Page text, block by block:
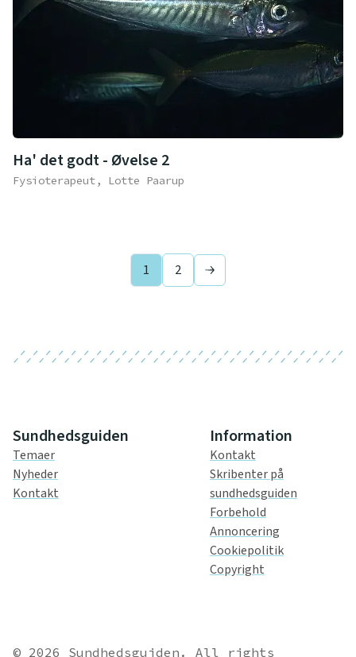
Ha' det godt - Øvelse 2
Fysioterapeut, Lotte Paarup
1 2 Next page
Sundhedsguiden
Temaer
Nyheder
Kontakt
Information
Kontakt
Skribenter på
sundhedsguiden
Forbehold
Annoncering
Cookiepolitik
Copyright
© 2026 Sundhedsguiden. All rights